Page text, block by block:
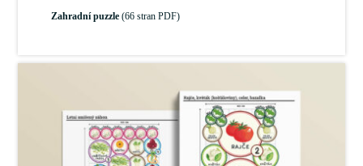
Zahradní puzzle(66 stran PDF)